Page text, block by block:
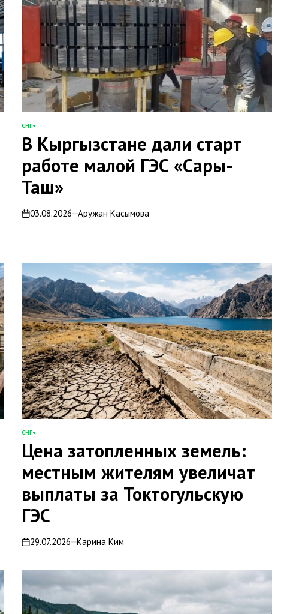
ОПУБЛИКОВАНО
В
СНГ+
В Кыргызстане дали старт
работе малой ГЭС «Сары-
Таш»
on03.08.2026 Аружан Касымова
ОПУБЛИКОВАНО
В
СНГ+
Цена затопленных земель:
местным жителям увеличат
выплаты за Токтогульскую
ГЭС
on29.07.2026 Карина Ким